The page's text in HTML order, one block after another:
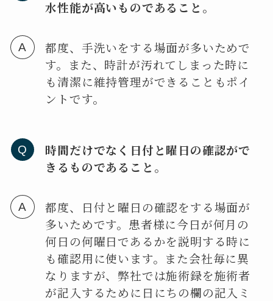
水性能が高いものであること。
都度、手洗いをする場面が多いためで
す。また、時計が汚れてしまった時に
も清潔に維持管理ができることもポイ
ントです。
時間だけでなく日付と曜日の確認がで
きるものであること。
都度、日付と曜日の確認をする場面が
多いためです。患者様に今日が何月の
何日の何曜日であるかを説明する時に
も確認用に使います。また会社毎に異
なりますが、弊社では施術録を施術者
が記入するために日にちの欄の記入ミ